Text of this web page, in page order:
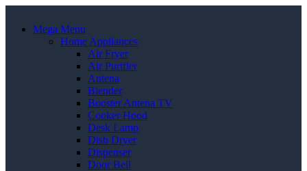
Mega Menu
Home Appliances
Air Fryer
Air Purifier
Antena
Blender
Booster Antena TV
Cooker Hood
Desk Lamp
Dish Dryer
Dispenser
Door Bell